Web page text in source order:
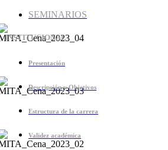
SEMINARIOS
INSTITUCIONAL
Presentación
Descripción y Objetivos
Estructura de la carrera
Validez académica